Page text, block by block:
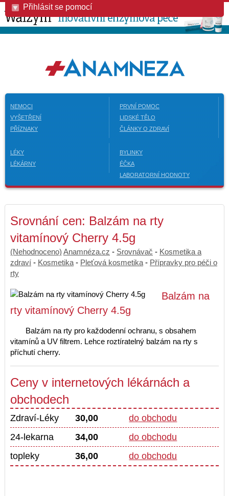
Přihlásit se pomocí
NEMOCI
VYŠETŘENÍ
PŘÍZNAKY
PRVNÍ POMOC
LIDSKÉ TĚLO
ČLÁNKY O ZDRAVÍ
LÉKY
LÉKÁRNY
BYLINKY
ÉČKA
LABORATORNÍ HODNOTY
Srovnání cen: Balzám na rty
vitamínový Cherry 4.5g
(Nehodnoceno) Anamnéza.cz - Srovnávač - Kosmetika a
zdraví - Kosmetika - Pleťová kosmetika - Přípravky pro péči o
rty
Balzám na
rty vitamínový Cherry 4.5g
Balzám na rty pro každodenní ochranu, s obsahem
vitamínů a UV filtrem. Lehce roztíratelný balzám na rty s
příchutí cherry.
Ceny v internetových lékárnách a
obchodech
Zdraví-Léky 30,00
do obchodu
24-lekarna
34,00
do obchodu
topleky
36,00 do obchodu